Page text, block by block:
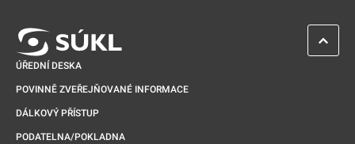
ÚŘEDNÍ DESKA
POVINNĚ ZVEŘEJŇOVANÉ INFORMACE
DÁLKOVÝ PŘÍSTUP
PODATELNA/POKLADNA
ZPĚT